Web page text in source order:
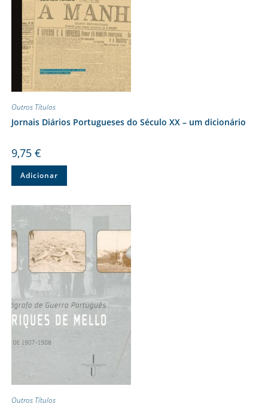
Outros Títulos
Jornais Diários Portugueses do Século XX – um dicionário
9,75 €
Adicionar
Outros Títulos